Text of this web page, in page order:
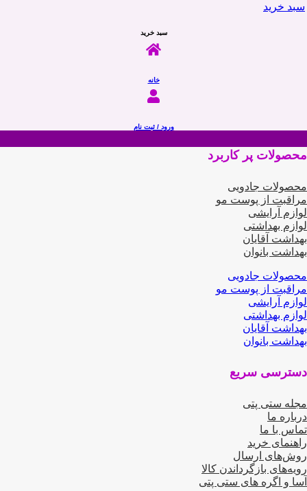
سبد خرید
سبد خرید
خانه
ورود / ثبت نام
محصولات پر کاربرد
محصولات جادویی
مراقبت از پوست مو
لوازم آرایشی
لوازم بهداشتی
بهداشت آقایان
بهداشت بانوان
محصولات جادویی
مراقبت از پوست مو
لوازم آرایشی
لوازم بهداشتی
بهداشت آقایان
بهداشت بانوان
دسترسی سریع
مجله ستی پتی
درباره ما
تماس با ما
راهنمای خرید
روش‌های ارسال
رویه‌های بازگرداندن کالا
آسا و اگره های ستی پتی